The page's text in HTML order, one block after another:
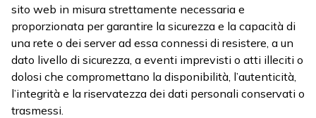
sito web in misura strettamente necessaria e
proporzionata per garantire la sicurezza e la capacità di
una rete o dei server ad essa connessi di resistere, a un
dato livello di sicurezza, a eventi imprevisti o atti illeciti o
dolosi che compromettano la disponibilità, l’autenticità,
l’integrità e la riservatezza dei dati personali conservati o
trasmessi.